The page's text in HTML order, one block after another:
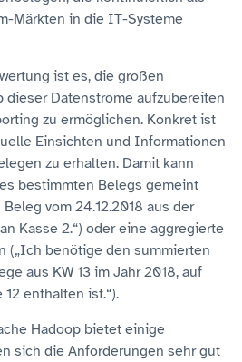
Märkten in die IT-Systeme
ist es, die großen
dieser Datenströme aufzubereiten
zu ermöglichen. Konkret ist
Einsichten und Informationen
zu erhalten. Damit kann
bestimmten Belegs gemeint
vom 24.12.2018 aus der
Kasse 2.“) oder eine aggregierte
(„Ich benötige den summierten
aus KW 13 im Jahr 2018, auf
enthalten ist.“).
Hadoop bietet einige
sich die Anforderungen sehr gut